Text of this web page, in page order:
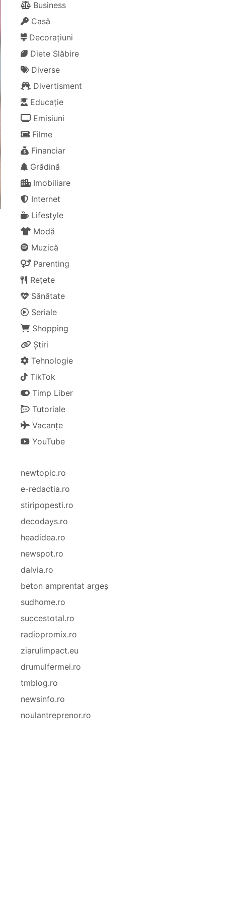
Business
Casă
Decorațiuni
Diete Slăbire
Diverse
Divertisment
Educație
Emisiuni
Filme
Financiar
Grădină
Imobiliare
Internet
Lifestyle
Modă
Muzică
Parenting
Rețete
Sănătate
Seriale
Shopping
Știri
Tehnologie
TikTok
Timp Liber
Tutoriale
Vacanțe
YouTube
newtopic.ro
e-redactia.ro
stiripopesti.ro
decodays.ro
headidea.ro
newspot.ro
dalvia.ro
beton amprentat argeș
sudhome.ro
succestotal.ro
radiopromix.ro
ziarulimpact.eu
drumulfermei.ro
tmblog.ro
newsinfo.ro
noulantreprenor.ro